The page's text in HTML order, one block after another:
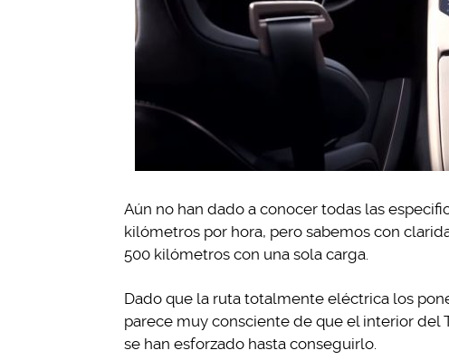
Aún no han dado a conocer todas las
kilómetros por hora, pero sabemos con
500 kilómetros con una sola carga.
Dado que la ruta totalmente eléctrica los
parece muy consciente de que el interior del
se han esforzado hasta conseguirlo.